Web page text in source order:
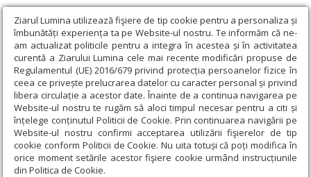
Ziarul Lumina utilizează fişiere de tip cookie pentru a personaliza și
îmbunătăți experiența ta pe Website-ul nostru. Te informăm că ne-
am actualizat politicile pentru a integra în acestea și în activitatea
curentă a Ziarului Lumina cele mai recente modificări propuse de
Regulamentul (UE) 2016/679 privind protecția persoanelor fizice în
ceea ce privește prelucrarea datelor cu caracter personal și privind
libera circulație a acestor date. Înainte de a continua navigarea pe
Website-ul nostru te rugăm să aloci timpul necesar pentru a citi și
înțelege conținutul Politicii de Cookie. Prin continuarea navigării pe
Website-ul nostru confirmi acceptarea utilizării fişierelor de tip
cookie conform Politicii de Cookie. Nu uita totuși că poți modifica în
orice moment setările acestor fişiere cookie urmând instrucțiunile
din Politica de Cookie.
Ziarul Lumina › Actualitate religioasă › An omagial › „Omul are
vocația desăvârșirii”
„Omul are vocația desăvârșirii”